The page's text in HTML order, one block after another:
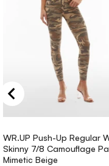
WR.UP Push-Up Regular
Skinny 7/8 Camouflage
Mimetic Beige